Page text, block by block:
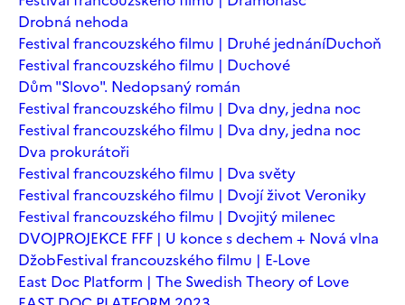
Drobná nehoda
Festival francouzského filmu | Druhé jednáníDuchoň
Festival francouzského filmu | Duchové
Dům "Slovo". Nedopsaný román
Festival francouzského filmu | Dva dny, jedna noc
Festival francouzského filmu | Dva dny, jedna noc
Dva prokurátoři
Festival francouzského filmu | Dva světy
Festival francouzského filmu | Dvojí život Veroniky
Festival francouzského filmu | Dvojitý milenec
DVOJPROJEKCE FFF | U konce s dechem + Nová vlna
DžobFestival francouzského filmu | E-Love
East Doc Platform | The Swedish Theory of Love